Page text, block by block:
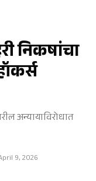
निकषांचा
अन्यायाविरोधात
9, 2026